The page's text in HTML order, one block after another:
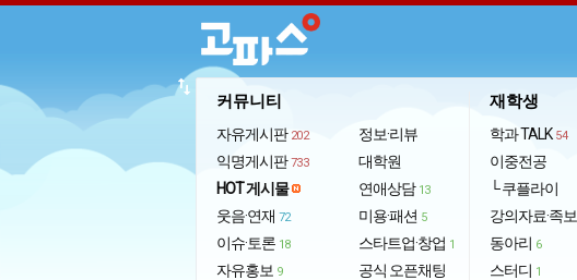
커뮤니티
자유게시판 202
익명게시판 733
HOT 게시물
웃음·연재 72
이슈·토론 18
자유홍보 9
정보·리뷰
대학원
연애상담 13
미용·패션 5
스타트업·창업 1
공식 오픈채팅
재학생
학과 TALK 54
이중전공
└ 쿠플라이
강의자료·족보
동아리 6
스터디 1
import_export